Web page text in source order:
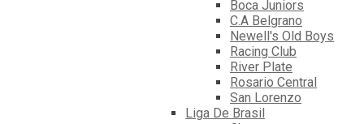
Boca Juniors
C.A Belgrano
Newell's Old Boys
Racing Club
River Plate
Rosario Central
San Lorenzo
Liga De Brasil